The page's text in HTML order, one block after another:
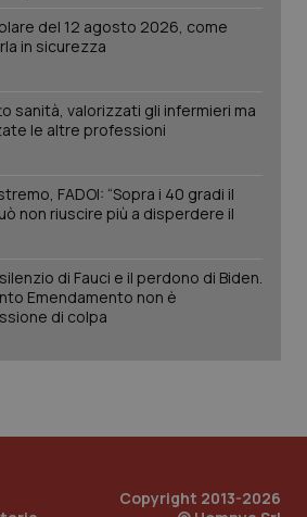
del 12 agosto 2026, come
in sicurezza
sanità, valorizzati gli infermieri ma
le altre professioni
FADOI: “Sopra i 40 gradi il
non riuscire più a disperdere il
di Fauci e il perdono di Biden.
Emendamento non è
di colpa
Copyright 2013-2026
.quotidianosanita.it
1